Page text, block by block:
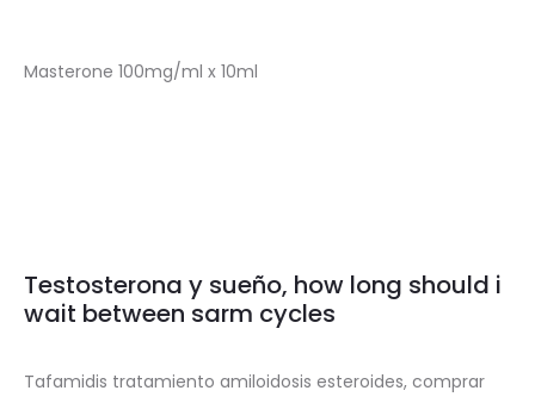
Masterone 100mg/ml x 10ml
Testosterona y sueño, how long should i
wait between sarm cycles
Tafamidis tratamiento amiloidosis esteroides, comprar